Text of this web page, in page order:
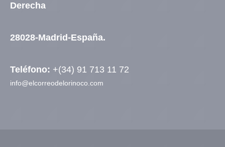
Derecha
28028-Madrid-España.
Teléfono: +(34) 91 713 11 72
info@elcorreodelorinoco.com